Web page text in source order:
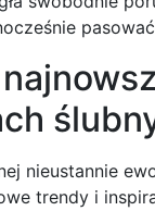
nieustannie
trendy i